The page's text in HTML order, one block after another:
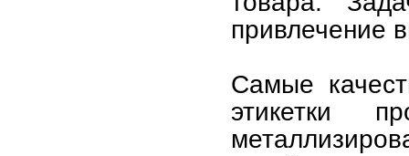
привлечение
Самые
этикетки